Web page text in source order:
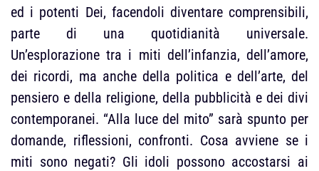
ed i potenti Dei, facendoli diventare comprensibili,
parte di una quotidianità universale.
Un’esplorazione tra i miti dell’infanzia, dell’amore,
dei ricordi, ma anche della politica e dell’arte, del
pensiero e della religione, della pubblicità e dei divi
contemporanei. “Alla luce del mito” sarà spunto per
domande, riflessioni, confronti. Cosa avviene se i
miti sono negati? Gli idoli possono accostarsi ai